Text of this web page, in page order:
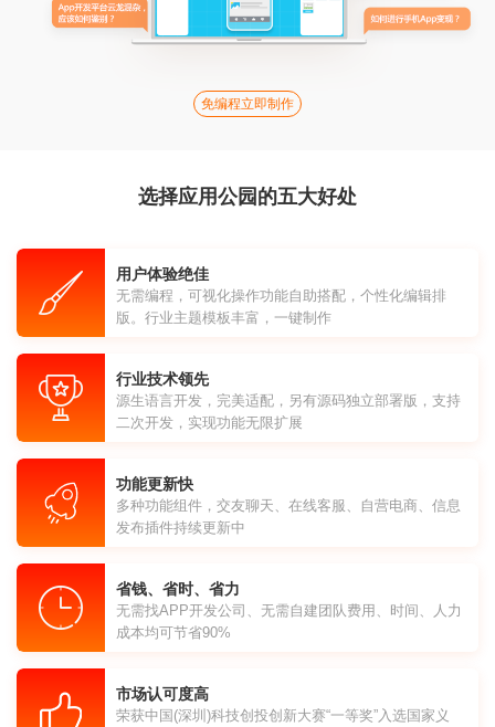
免编程立即制作
选择应用公园的五大好处
用户体验绝佳
无需编程，可视化操作功能自助搭配，个性化编辑排
版。行业主题模板丰富，一键制作
行业技术领先
源生语言开发，完美适配，另有源码独立部署版，支持
二次开发，实现功能无限扩展
功能更新快
多种功能组件，交友聊天、在线客服、自营电商、信息
发布插件持续更新中
省钱、省时、省力
无需找APP开发公司、无需自建团队费用、时间、人力
成本均可节省90%
市场认可度高
荣获中国(深圳)科技创投创新大赛“一等奖”入选国家义